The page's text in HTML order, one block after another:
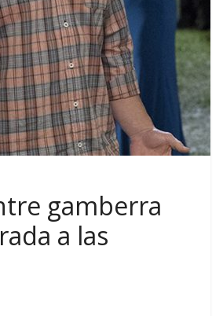
gamberra
a las